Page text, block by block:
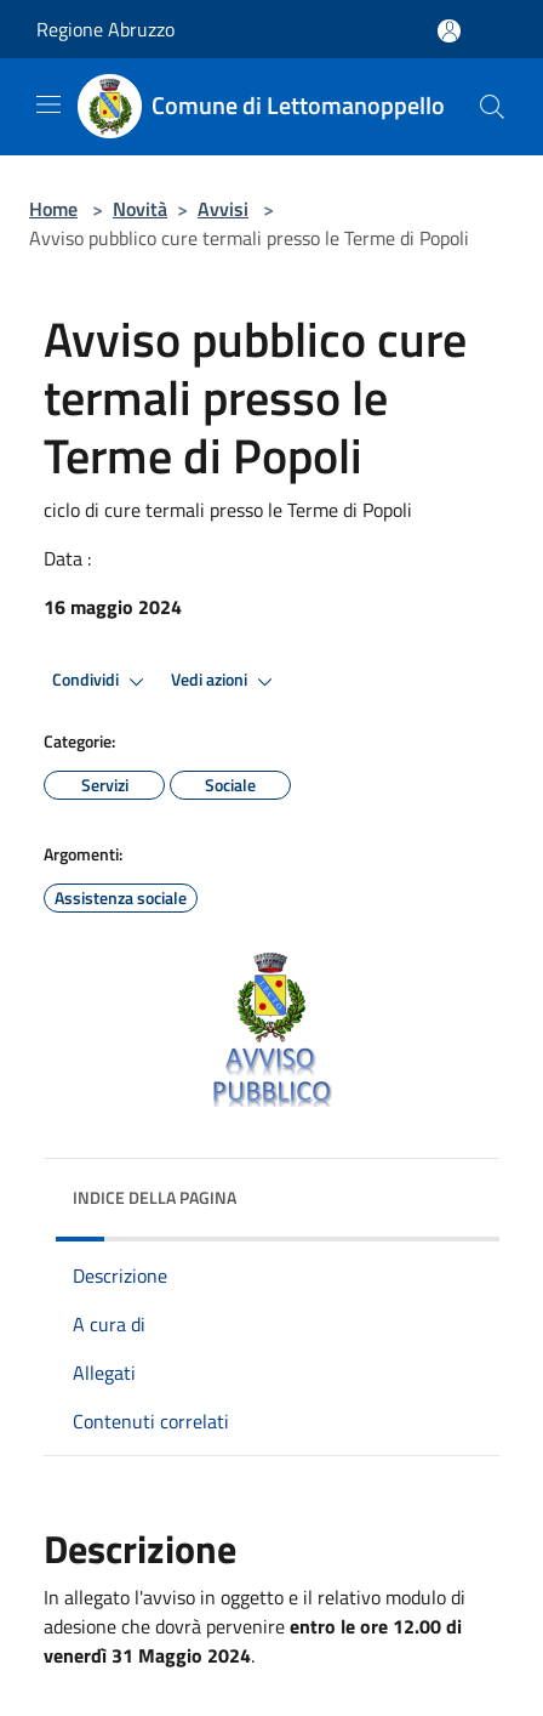
Regione Abruzzo
Comune di Lettomanoppello
Home > Novità > Avvisi >
Avviso pubblico cure termali presso le Terme di Popoli
Avviso pubblico cure
termali presso le
Terme di Popoli
ciclo di cure termali presso le Terme di Popoli
Data :
16 maggio 2024
Condividi Vedi azioni
Categorie:
Servizi
Sociale
Argomenti:
Assistenza sociale
INDICE DELLA PAGINA
Descrizione
A cura di
Allegati
Contenuti correlati
Descrizione
In allegato l'avviso in oggetto e il relativo modulo di
adesione che dovrà pervenireentro le ore 12.00 di
venerdì 31 Maggio 2024.